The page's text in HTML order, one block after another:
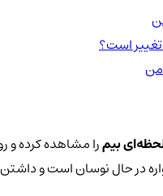
است؟
بیمرا مشاهده کرده و
در حال نوسان است و